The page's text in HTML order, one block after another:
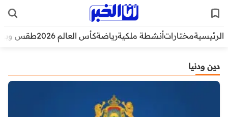
الرئيسيةمختاراتأنشطة ملكيةرياضةكأس العالم 2026 طقس
دين ودنيا